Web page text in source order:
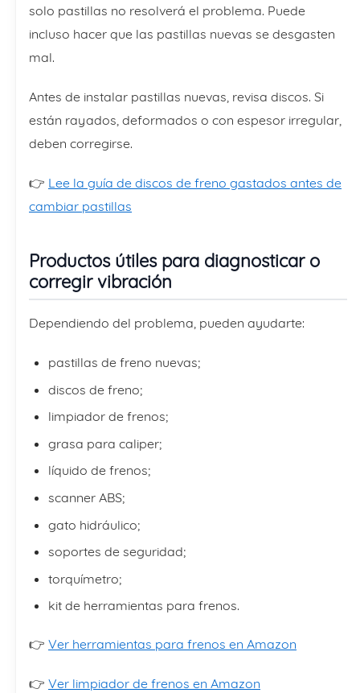
solo pastillas no resolverá el problema. Puede
incluso hacer que las pastillas nuevas se desgasten
mal.
Antes de instalar pastillas nuevas, revisa discos. Si
están rayados, deformados o con espesor irregular,
deben corregirse.
👉 Lee la guía de discos de freno gastados antes de
cambiar pastillas
Productos útiles para diagnosticar o
corregir vibración
Dependiendo del problema, pueden ayudarte:
pastillas de freno nuevas;
discos de freno;
limpiador de frenos;
grasa para caliper;
líquido de frenos;
scanner ABS;
gato hidráulico;
soportes de seguridad;
torquímetro;
kit de herramientas para frenos.
👉 Ver herramientas para frenos en Amazon
👉 Ver limpiador de frenos en Amazon